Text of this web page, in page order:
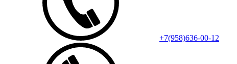
+7(958)636-00-12